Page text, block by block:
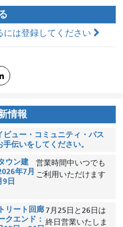
には登録してください
情報
ュー・コミュニティ・パス
伝いをしてください。
ウン建
年7月
日
営業時間中いつでも
ご利用いただけます
リート回廊
クエンド：
7月25日と26日は
終日営業いたしま